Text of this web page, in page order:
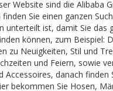
Website sind die Alibaba
Sie einen ganzen
unterteilt ist, damit Sie das
können, zum Beispiel:
zu Neuigkeiten, Stil und
und Feiern, sowie
Accessoires, danach finden
bekommen Sie Hosen,